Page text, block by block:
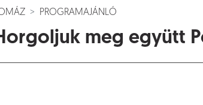
PROGRAMAJÁNLÓ
meg együtt